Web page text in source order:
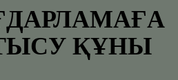
ҚҰНЫ